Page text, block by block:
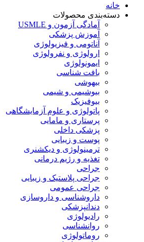
خانه
دسته‌بندی محصولات
آمادگی آزمون و USMLE
آموزش پزشکی
آناتومی و فیزیولوژی
ارولوژی و نفرولوژی
ایمونولوژی
بافت شناسی
بیهوشی
بیوشیمی و شیمی
بیوفیزیک
پاتولوژی و علوم آزمایشگاهی
پرستاری و مامایی
پزشکی داخلی
پوست و زیبایی
ترمینولوژی و دیکشنری
تغذیه و رژیم درمانی
جراحی
جراحی پلاستیک و زیبایی
جراحی عمومی
داروشناسی و داروسازی
دندانپزشکی
رادیولوژی
روانشناسی
روماتولوژی